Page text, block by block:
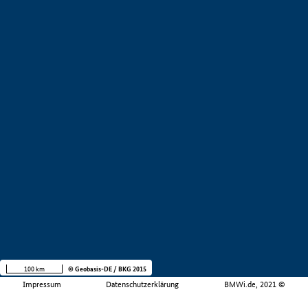
Impressum Datenschutzerklärung BMWi.de, 2021 ©
100 km © Geobasis-DE / BKG 2015